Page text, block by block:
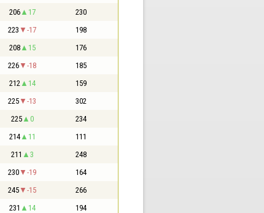
206 17 230
223 -17 198
208 15 176
226 -18 185
212 14 159
225 -13 302
225 0 234
214 11 111
211 3 248
230 -19 164
245 -15 266
231 14 194